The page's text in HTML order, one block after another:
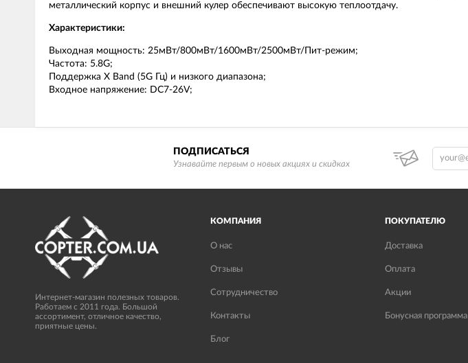
металлический корпус и внешний кулер обеспечивают высокую теплоотдачу.
Характеристики:
Выходная мощность: 25мВт/800мВт/1600мВт/2500мВт/Пит-режим;
Частота: 5.8G;
Поддержка X Band (5G Гц) и низкого диапазона;
Входное напряжение: DC7-26V;
ПОДПИСАТЬСЯ
Узнавайте первым о новых акциях и скидках
Интернет-магазин полезных товаров.
Работаем с 2011 года. Большой
ассортимент, отличное качество,
приятные цены.
КОМПАНИЯ
О нас
Отзывы
Сотрудничество
Контакты
Блог
ПОКУПАТЕЛЮ
Доставка
Оплата
Акции
Бонусная программа